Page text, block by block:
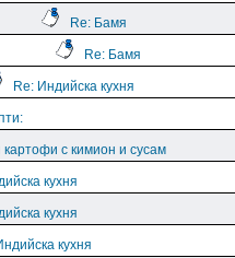
Re: Бамя
Re: Бамя
Re: Индийска кухня
картофи с кимион и сусам
кухня
кухня
кухня